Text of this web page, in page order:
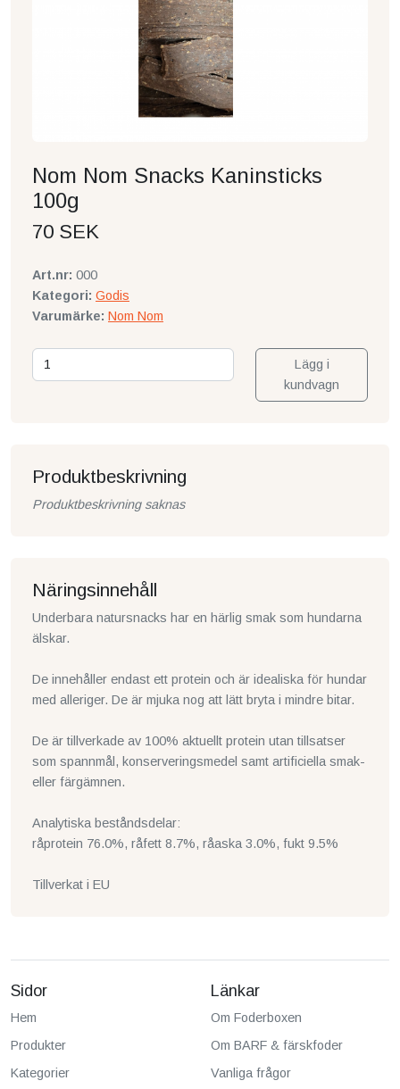
Nom Nom Snacks Kaninsticks
100g
70 SEK
Art.nr: 000
Kategori: Godis
Varumärke: Nom Nom
Lägg i
kundvagn
Produktbeskrivning
Produktbeskrivning saknas
Näringsinnehåll
Underbara natursnacks har en härlig smak som hundarna
älskar.
De innehåller endast ett protein och är idealiska för hundar
med alleriger. De är mjuka nog att lätt bryta i mindre bitar.
De är tillverkade av 100% aktuellt protein utan tillsatser
som spannmål, konserveringsmedel samt artificiella smak-
eller färgämnen.
Analytiska beståndsdelar:
råprotein 76.0%, råfett 8.7%, råaska 3.0%, fukt 9.5%
Tillverkat i EU
Sidor
Hem
Produkter
Kategorier
Länkar
Om Foderboxen
Om BARF & färskfoder
Vanliga frågor